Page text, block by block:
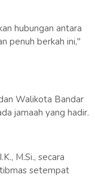
hubungan antara
penuh berkah ini,"
Walikota Bandar
jamaah yang hadir.
M.Si., secara
setempat